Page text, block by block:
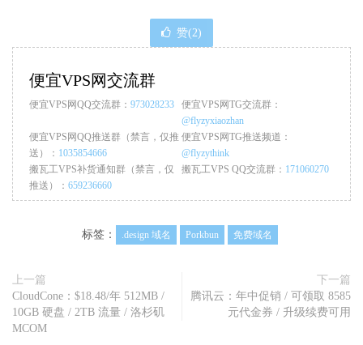
赞(2)
便宜VPS网交流群
便宜VPS网QQ交流群： 973028233
便宜VPS网TG交流群：
@flyzyxiaozhan
便宜VPS网QQ推送群（禁言，仅推
送）： 1035854666
便宜VPS网TG推送频道：
@flyzythink
搬瓦工VPS补货通知群（禁言，仅
推送）： 659236660
搬瓦工VPS QQ交流群： 171060270
标签： .design 域名 Porkbun 免费域名
上一篇
CloudCone：$18.48/年 512MB /
10GB 硬盘 / 2TB 流量 / 洛杉矶
MCOM
下一篇
腾讯云：年中促销 / 可领取 8585
元代金券 / 升级续费可用